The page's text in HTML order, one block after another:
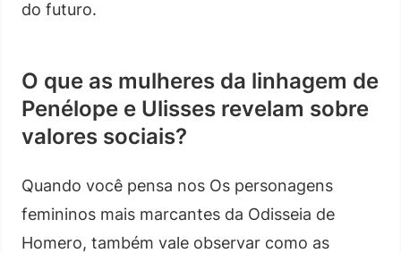
do futuro.
O que as mulheres da linhagem de
Penélope e Ulisses revelam sobre
valores sociais?
Quando você pensa nos Os personagens
femininos mais marcantes da Odisseia de
Homero, também vale observar como as